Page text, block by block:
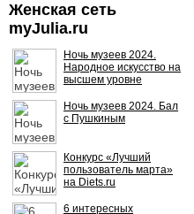
Женская сеть
myJulia.ru
Ночь музеев 2024.
Народное искусство на
высшем уровне
Ночь музеев 2024. Бал
с Пушкиным
Конкурс «Лучший
пользователь марта»
на Diets.ru
6 интересных